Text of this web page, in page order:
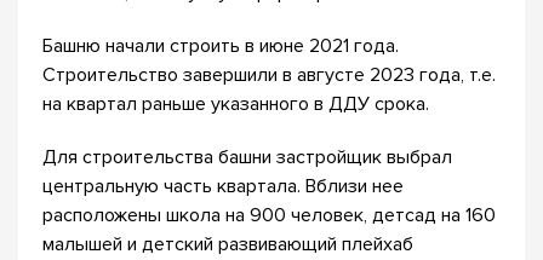
Башню начали строить в июне 2021 года.
Строительство завершили в августе 2023 года, т.е.
на квартал раньше указанного в ДДУ срока.
Для строительства башни застройщик выбрал
центральную часть квартала. Вблизи нее
расположены школа на 900 человек, детсад на 160
малышей и детский развивающий плейхаб